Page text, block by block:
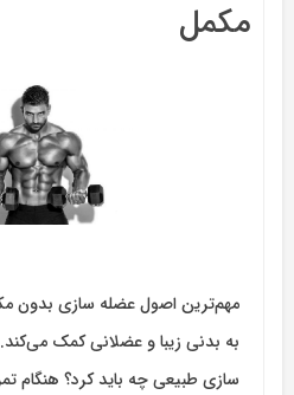
مکمل
مهم‌ترین اصول عضله ‌سازی بدون
به بدنی زیبا و عضلانی کمک
سازی طبیعی چه باید کرد؟ هنگام